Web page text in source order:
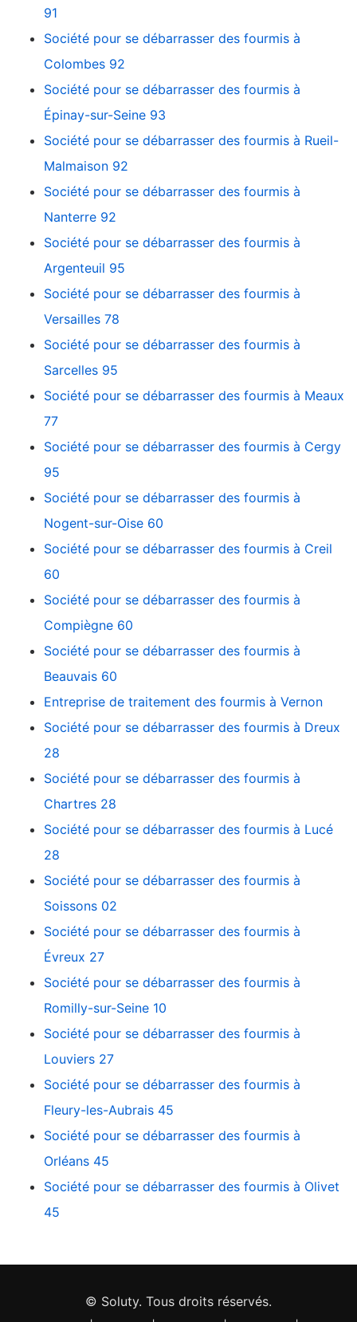
91
Société pour se débarrasser des fourmis à
Colombes 92
Société pour se débarrasser des fourmis à
Épinay-sur-Seine 93
Société pour se débarrasser des fourmis à Rueil-
Malmaison 92
Société pour se débarrasser des fourmis à
Nanterre 92
Société pour se débarrasser des fourmis à
Argenteuil 95
Société pour se débarrasser des fourmis à
Versailles 78
Société pour se débarrasser des fourmis à
Sarcelles 95
Société pour se débarrasser des fourmis à Meaux
77
Société pour se débarrasser des fourmis à Cergy
95
Société pour se débarrasser des fourmis à
Nogent-sur-Oise 60
Société pour se débarrasser des fourmis à Creil
60
Société pour se débarrasser des fourmis à
Compiègne 60
Société pour se débarrasser des fourmis à
Beauvais 60
Entreprise de traitement des fourmis à Vernon
Société pour se débarrasser des fourmis à Dreux
28
Société pour se débarrasser des fourmis à
Chartres 28
Société pour se débarrasser des fourmis à Lucé
28
Société pour se débarrasser des fourmis à
Soissons 02
Société pour se débarrasser des fourmis à
Évreux 27
Société pour se débarrasser des fourmis à
Romilly-sur-Seine 10
Société pour se débarrasser des fourmis à
Louviers 27
Société pour se débarrasser des fourmis à
Fleury-les-Aubrais 45
Société pour se débarrasser des fourmis à
Orléans 45
Société pour se débarrasser des fourmis à Olivet
45
© Soluty. Tous droits réservés.